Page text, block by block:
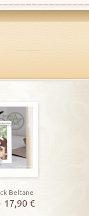
Beltane
17,90€